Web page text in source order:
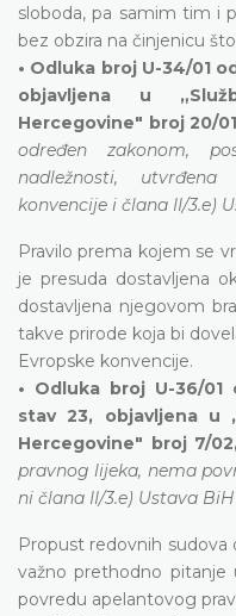
sloboda, pa samim tim i
bez obzira na činjenicu
• Odluka broj U-34/01
objavljena u
Hercegovine" broj 20/
određen zakonom,
nadležnosti,
konvencije i člana II/3.e)
Pravilo prema kojem se
je presuda dostavljena
dostavljena njegovom
takve prirode koja bi
Evropske konvencije.
• Odluka broj U-36/01
stav 23, objavljena u
Hercegovine" broj 7/
pravnog lijeka, nema
ni člana II/3.e) Ustava BiH
Propust redovnih
važno prethodno pitanje
povredu apelantovog